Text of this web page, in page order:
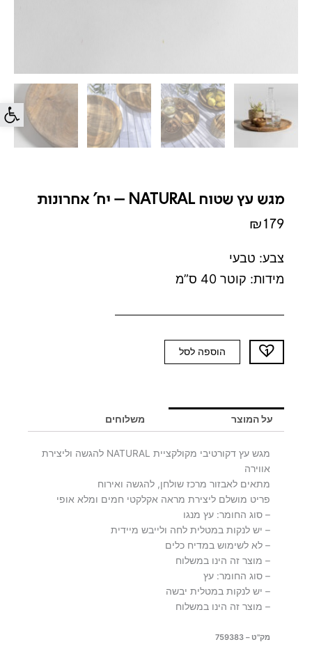
פתח
מגש עץ שטוח NATURAL – יח' אחרונות
₪179
צבע: טבעי
מידות: קוטר 40 ס”מ
כמות
של
שטוח
NATURAL
אחרונות
הוספה לסל
על המוצר משלוחים
מגש עץ דקורטיבי מקולקציית NATURAL להגשה וליצירת
אווירה
מתאים לאבזור מרכז שולחן, להגשה ואירוח
פריט מושלם ליצירת מראה אקלקטי חמים ומלא אופי
– סוג החומר: עץ מנגו
– יש לנקות במטלית לחה ולייבש מיידית
– לא לשימוש במדיח כלים
– מוצר זה הינו במשלוח
– סוג החומר: עץ
– יש לנקות במטלית יבשה
– מוצר זה הינו במשלוח
מק"ט – 759383